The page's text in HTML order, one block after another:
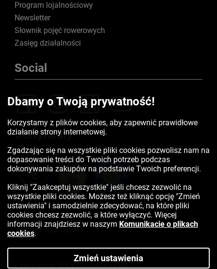
Program lojalnościowy
Newsletter
Słownik pojęć rowerowych
Zasięg działalności
Social
Certyfikaty
Kontakt:523350041
Copyright © 2026 Rowertour.com
Dbamy o Twoją prywatność!
Korzystamy z plików cookies, aby zapewnić prawidłowe
działanie strony internetowej.
Zgadzając się na wszystkie pliki cookies pozwolisz nam na
dopasowanie treści do Twoich potrzeb podczas
dokonywania zakupów na podstawie Twoich preferencji.
Kliknij "Zaakceptuj wszystkie" jeśli chcesz zezwolić na
wszystkie pliki cookies. Możesz też kliknąć opcję "Zmień
ustawienia" i samodzielnie zdecydować, na które pliki
cookies chcesz zezwolić, a które wyłączyć. Więcej
informacji znajdziesz w naszym Komunikacie o plikach
cookies.
Zmień ustawienia